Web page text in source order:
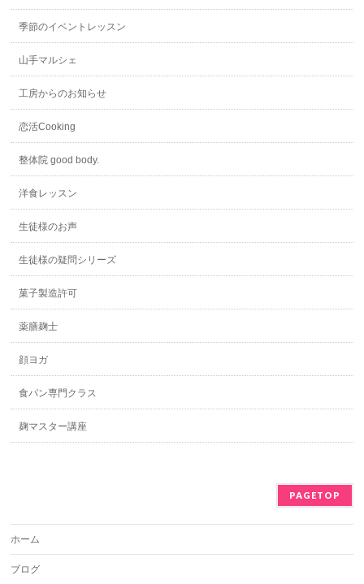
季節のイベントレッスン
山手マルシェ
工房からのお知らせ
恋活Cooking
整体院 good body.
洋食レッスン
生徒様のお声
生徒様の疑問シリーズ
菓子製造許可
薬膳麹士
顔ヨガ
食パン専門クラス
麹マスター講座
PAGETOP
ホーム
ブログ